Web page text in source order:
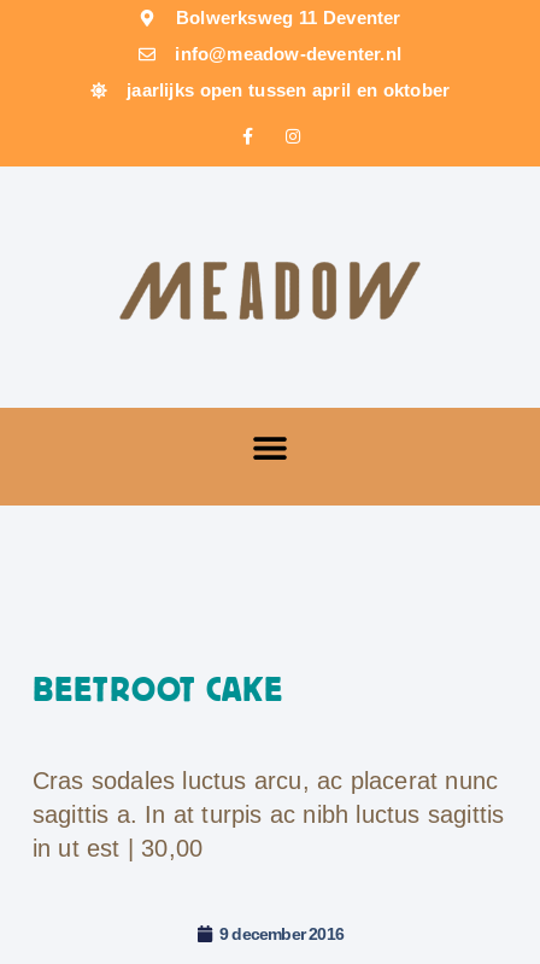
Bolwerksweg 11 Deventer
info@meadow-deventer.nl
jaarlijks open tussen april en oktober
BEETROOT CAKE
Cras sodales luctus arcu, ac placerat nunc
sagittis a. In at turpis ac nibh luctus sagittis
in ut est | 30,00
9 december 2016